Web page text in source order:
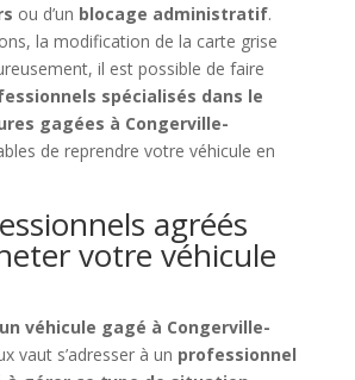
ou d’un blocage administratif.
la modification de la carte grise
il est possible de faire
spécialisés dans le
gagées à Congerville-
de reprendre votre véhicule en
agréés
votre véhicule
véhicule gagé à Congerville-
vaut s’adresser à un professionnel